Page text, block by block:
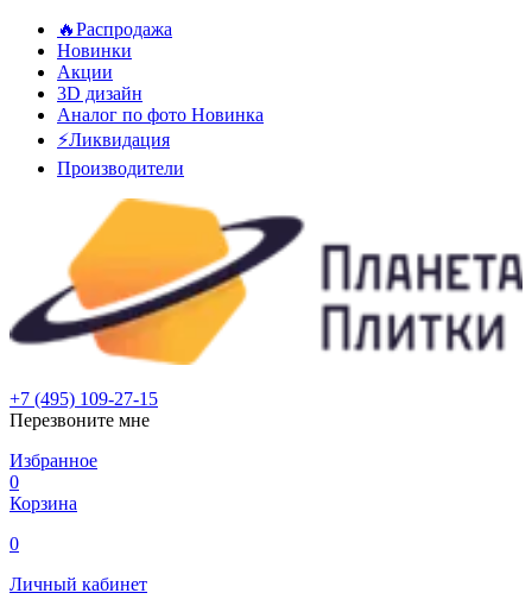
🔥Распродажа
Новинки
Акции
3D дизайн
Аналог по фото Новинка
⚡Ликвидация
Производители
+7 (495) 109-27-15
Перезвоните мне
Избранное
0
Корзина
0
Личный кабинет